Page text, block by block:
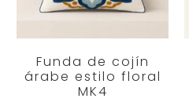
Funda de cojín
árabe estilo floral
MK4